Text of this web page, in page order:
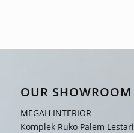
OUR SHOWROOM
MEGAH INTERIOR
Komplek Ruko Palem Lestari